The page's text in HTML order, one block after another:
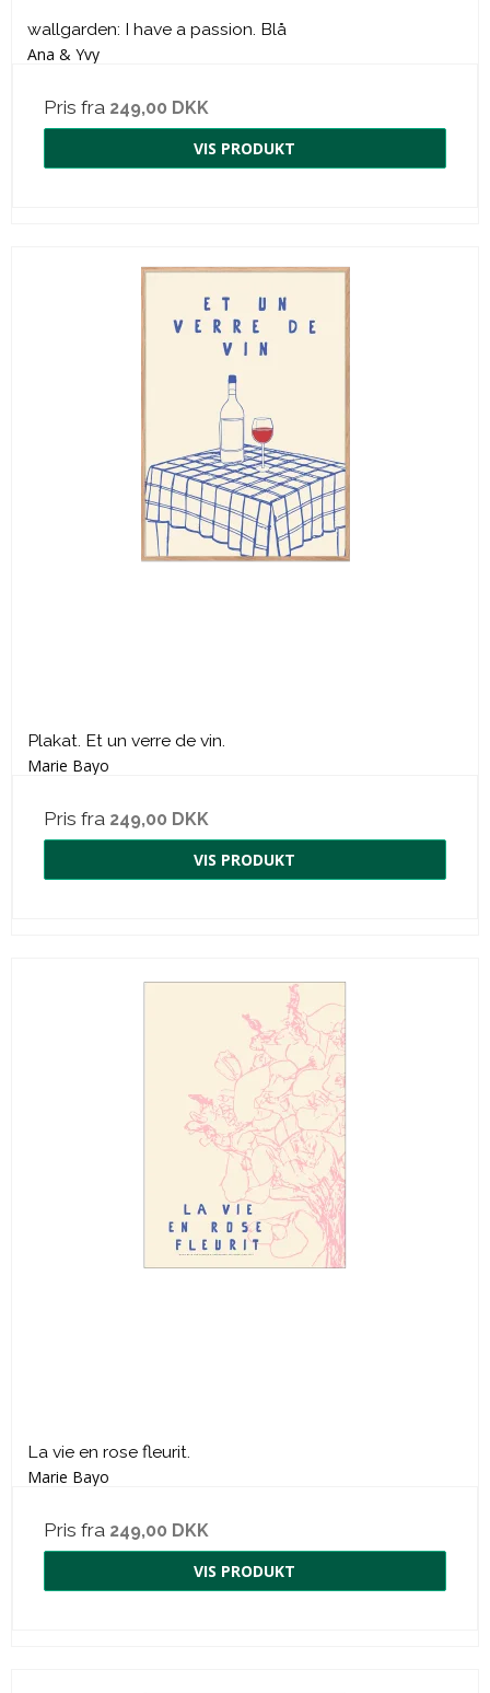
wallgarden: I have a passion. Blå
Ana & Yvy
Pris fra 249,00 DKK
VIS PRODUKT
Plakat. Et un verre de vin.
Marie Bayo
Pris fra 249,00 DKK
VIS PRODUKT
La vie en rose fleurit.
Marie Bayo
Pris fra 249,00 DKK
VIS PRODUKT